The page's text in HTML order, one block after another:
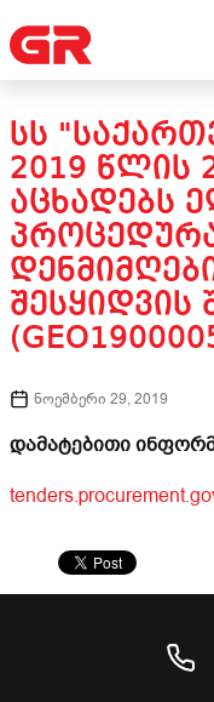
ᲡᲡ
2019 ᲬᲚᲘᲡ
ᲐᲪᲮᲐᲓᲔᲑᲡ
ᲨᲔᲡᲧᲘᲓᲕᲘᲡ
ნოემბერი 29, 2019
დამატებითი